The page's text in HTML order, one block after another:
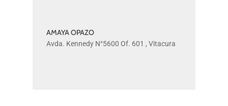
AMAYA
OPAZO
AMAYA OPAZO
Avda. Kennedy N°5600 Of. 601 , Vitacura